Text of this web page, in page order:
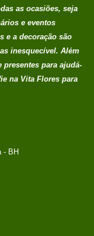
as ocasiões, seja
e eventos
e a decoração são
inesquecível. Além
para ajudá-
na Vita Flores para
- BH